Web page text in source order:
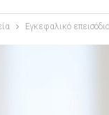
Εγκεφαλικό